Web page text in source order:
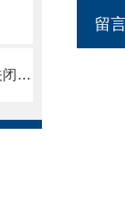
MAC电磁阀56C-18-611JB型不能关闭时怎么解决
留